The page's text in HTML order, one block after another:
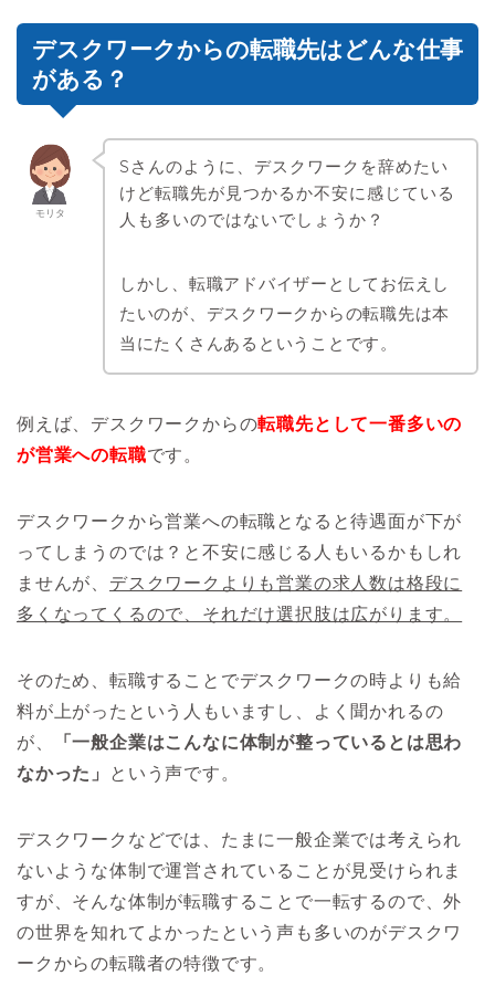
デスクワークからの転職先はどんな仕事
がある？
モリタ
Sさんのように、デスクワークを辞めたい
けど転職先が見つかるか不安に感じている
人も多いのではないでしょうか？
しかし、転職アドバイザーとしてお伝えし
たいのが、デスクワークからの転職先は本
当にたくさんあるということです。
例えば、デスクワークからの転職先として一番多いの
が営業への転職です。
デスクワークから営業への転職となると待遇面が下が
ってしまうのでは？と不安に感じる人もいるかもしれ
ませんが、 デスクワークよりも営業の求人数は格段に
多くなってくるので、それだけ選択肢は広がります。
そのため、転職することでデスクワークの時よりも給
料が上がったという人もいますし、よく聞かれるの
が、
「一般企業はこんなに体制が整っているとは思わ
なかった」 という声です。
デスクワークなどでは、たまに一般企業では考えられ
ないような体制で運営されていることが見受けられま
すが、そんな体制が転職することで一転するので、外
の世界を知れてよかったという声も多いのがデスクワ
ークからの転職者の特徴です。